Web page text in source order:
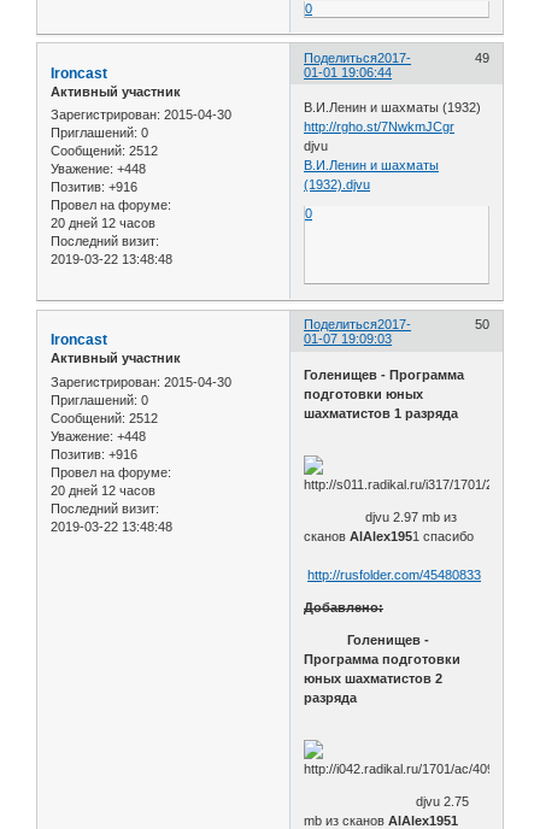
0
Поделиться 49
2017-
01-01 19:06:44
Ironcast
Активный участник
Зарегистрирован: 2015-04-30
Приглашений: 0
Сообщений: 2512
Уважение: +448
Позитив: +916
Провел на форуме:
20 дней 12 часов
Последний визит:
2019-03-22 13:48:48
В.И.Ленин и шахматы (1932)
http://rgho.st/7NwkmJCgr
djvu
В.И.Ленин и шахматы
(1932).djvu
0
Поделиться 50
2017-
01-07 19:09:03
Ironcast
Активный участник
Зарегистрирован: 2015-04-30
Приглашений: 0
Сообщений: 2512
Уважение: +448
Позитив: +916
Провел на форуме:
20 дней 12 часов
Последний визит:
2019-03-22 13:48:48
Голенищев - Программа
подготовки юных
шахматистов 1 разряда
djvu 2.97 mb из
скановAlAlex1951 спасибо
http://rusfolder.com/45480833
Добавлено:
Голенищев -
Программа подготовки
юных шахматистов 2
разряда
djvu 2.75
mb из скановAlAlex1951